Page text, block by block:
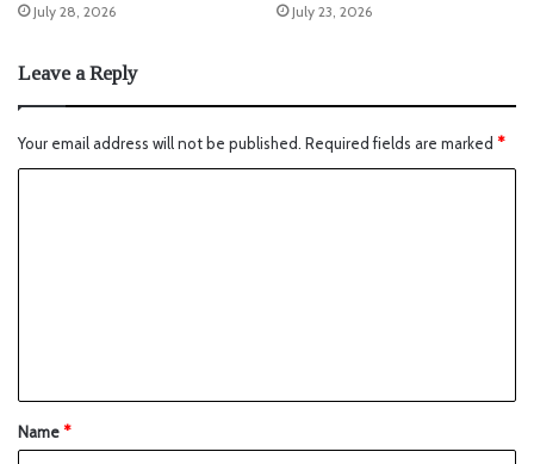
July 28, 2026
July 23, 2026
Leave a Reply
Your email address will not be published. Required fields are marked *
Name*